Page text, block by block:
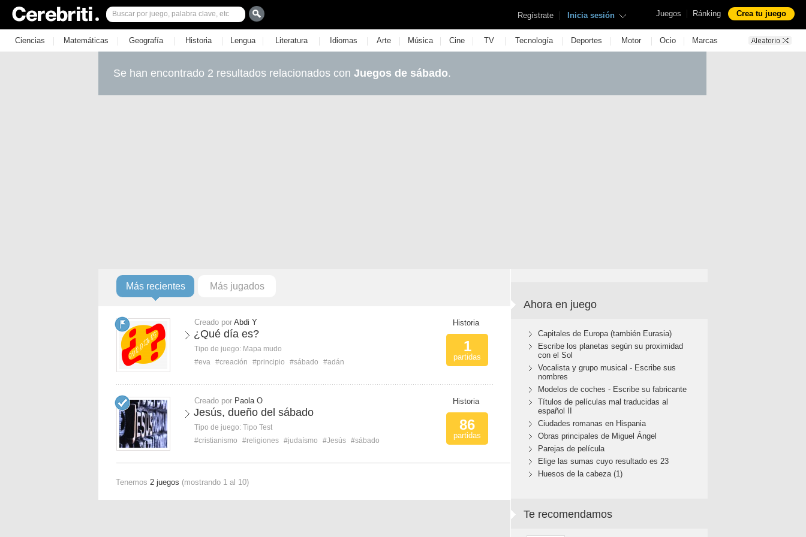
Juegos | Ránking Crea tu juego
Regístrate | Inicia sesión
Ciencias | Matemáticas | Geografía | Historia | Lengua | Literatura | Idiomas | Arte | Música | Cine | TV | Tecnología | Deportes | Motor | Ocio | Marcas
Se han encontrado 2 resultados relacionados con Juegos de sábado.
Más recientes Más jugados
Creado por Abdi Y
¿Qué día es?
Tipo de juego: Mapa mudo
#eva #creación #principio #sábado #adán
Historia
1
partidas
Creado por Paola O
Jesús, dueño del sábado
Tipo de juego: Tipo Test
#cristianismo
#religiones #judaísmo #Jesús #sábado
Historia
86
partidas
Tenemos 2 juegos (mostrando 1 al 10)
Ahora en juego
Capitales de Europa (también Eurasia)
Escribe los planetas según su proximidad
con el Sol
Vocalista y grupo musical - Escribe sus
nombres
Modelos de coches - Escribe su fabricante
Títulos de películas mal traducidas al
español II
Ciudades romanas en Hispania
Obras principales de Miguel Ángel
Parejas de película
Elige las sumas cuyo resultado es 23
Huesos de la cabeza (1)
Te recomendamos